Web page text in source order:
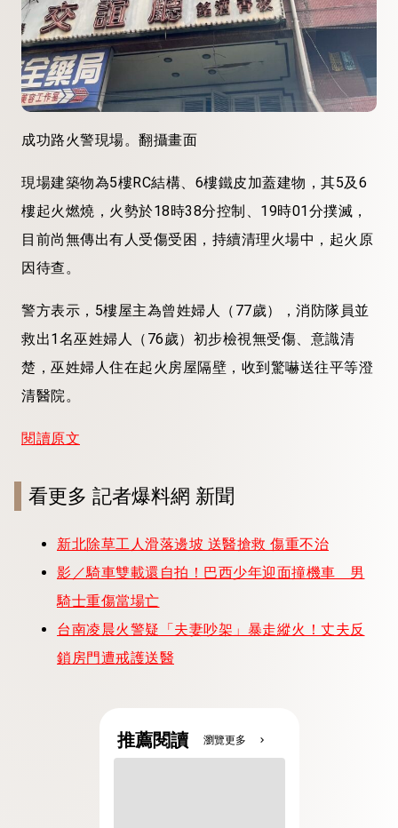
成功路火警現場。翻攝畫面
現場建築物為5樓RC結構、6樓鐵皮加蓋建物，其5及6
樓起火燃燒，火勢於18時38分控制、19時01分撲滅，
目前尚無傳出有人受傷受困，持續清理火場中，起火原
因待查。
警方表示，5樓屋主為曾姓婦人（77歲），消防隊員並
救出1名巫姓婦人（76歲）初步檢視無受傷、意識清
楚，巫姓婦人住在起火房屋隔壁，收到驚嚇送往平等澄
清醫院。
閱讀原文
看更多 記者爆料網 新聞
新北除草工人滑落邊坡 送醫搶救 傷重不治
影／騎車雙載還自拍！巴西少年迎面撞機車 男
騎士重傷當場亡
台南凌晨火警疑「夫妻吵架」暴走縱火！丈夫反
鎖房門遭戒護送醫
推薦閱讀 瀏覽更多 chevron_right